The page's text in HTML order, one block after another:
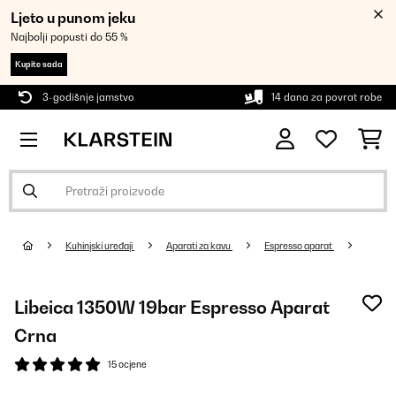
Ljeto u punom jeku
Najbolji popusti do 55 %
Kupite sada
3-godišnje jamstvo 14 dana za povrat robe
Kuhinjski uređaji Aparati za kavu Espresso aparat
Libeica 1350W 19bar Espresso Aparat
Crna
15 ocjene